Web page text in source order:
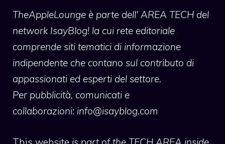
TheAppleLounge è parte dell' AREA TECH del
network IsayBlog! la cui rete editoriale
comprende siti tematici di informazione
indipendente che contano sul contributo di
appassionati ed esperti del settore.
Per pubblicità, comunicati e
collaborazioni: info@isayblog.com